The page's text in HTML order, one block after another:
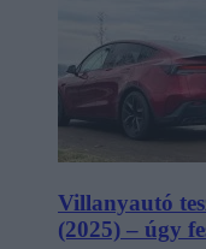
Villanyautó
(2025) – úgy